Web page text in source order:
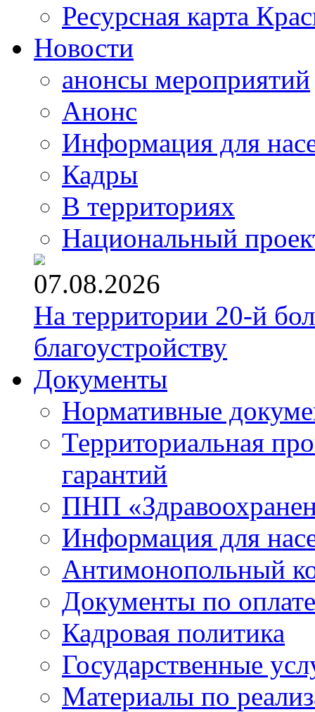
Ресурсная карта
Новости
анонсы мероприятий
Анонс
Информация для
Кадры
В территориях
Национальный
07.08.2026
На территории 20-й
благоустройству
Документы
Нормативные
Территориальная
гарантий
ПНП
Информация для
Антимонопольный
Документы по
Кадровая политика
Государственные
Материалы по